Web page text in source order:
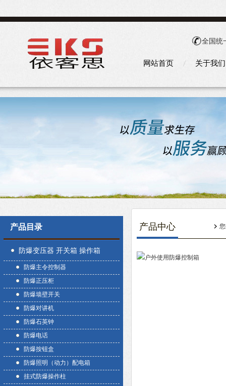
全国统
网站首页 关于我们
产品目录
防爆变压器 开关箱 操作箱
防爆主令控制器
防爆正压柜
防爆墙壁开关
防爆对讲机
防爆石英钟
防爆电话
防爆按钮盒
防爆照明（动力）配电箱
挂式防爆操作柱
产品中心